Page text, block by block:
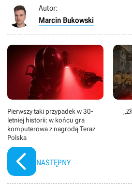
Autor:
Marcin Bukowski
Pierwszy taki przypadek w 30-
letniej historii: w końcu gra
komputerowa z nagrodą Teraz
Polska
NASTĘPNY